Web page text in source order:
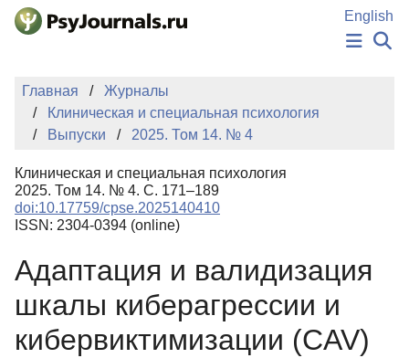
Перейти к основному содержанию
English
НОВОСТИ
АВТОРЫ
КЛЮЧЕВЫЕ СЛОВА
Регистрация
Главная
Журналы
Клиническая и специальная психология
Выпуски
2025. Том 14. № 4
Клиническая и специальная психология
2025. Том 14. № 4. С. 171–189
doi:10.17759/cpse.2025140410
ISSN: 2304-0394 (online)
Адаптация и валидизация
шкалы киберагрессии и
кибервиктимизации (CAV)